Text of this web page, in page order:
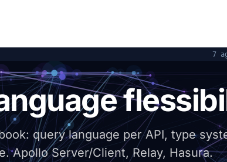
Incidente OpenAI
query language per API, type
Apollo Server/Client, Relay, Hasura.